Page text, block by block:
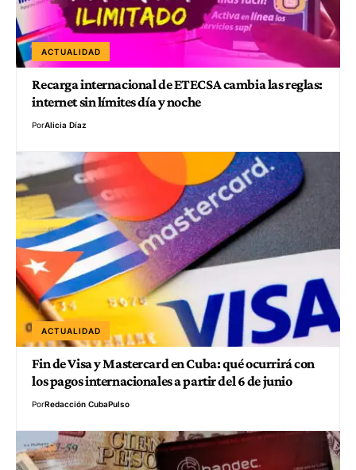
ACTUALIDAD
Recarga internacional de ETECSA cambia las reglas:
internet sin límites día y noche
PorAlicia Díaz
ACTUALIDAD
Fin de Visa y Mastercard en Cuba: qué ocurrirá con
los pagos internacionales a partir del 6 de junio
PorRedacción CubaPulso